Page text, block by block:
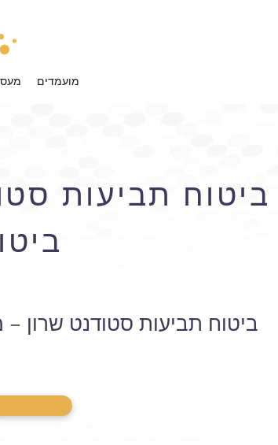
מועמדים
ביטוח תביעות
ביטוח תביעות סטודנט